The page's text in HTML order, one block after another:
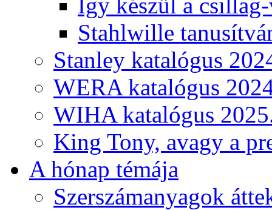
Stahlwille
Stanley katalógus
WERA katalógus
WIHA katalógus
King Tony, avagy a
A hónap témája
Szerszámanyagok